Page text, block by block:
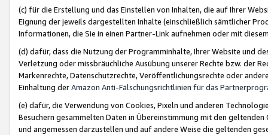
(c) für die Erstellung und das Einstellen von Inhalten, die auf Ihrer
Eignung der jeweils dargestellten Inhalte (einschließlich sämtlicher
Informationen, die Sie in einen Partner-Link aufnehmen oder mit
(d) dafür, dass die Nutzung der Programminhalte, Ihrer Website und
Verletzung oder missbräuchliche Ausübung unserer Rechte bzw. der
Markenrechte, Datenschutzrechte, Veröffentlichungsrechte oder
Einhaltung derAmazon Anti-Fälschungsrichtlinien für das
(e) dafür, die Verwendung von Cookies, Pixeln und anderen
Besuchern gesammelten Daten in Übereinstimmung mit den
und angemessen darzustellen und auf andere Weise die geltenden